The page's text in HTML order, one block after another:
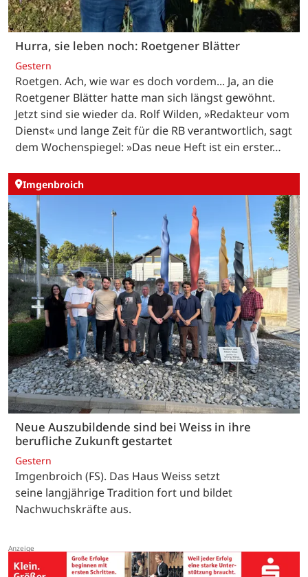
Hurra, sie leben noch: Roetgener Blätter
Gestern
Roetgen. Ach, wie war es doch vordem... Ja, an die
Roetgener Blätter hatte man sich längst gewöhnt.
Jetzt sind sie wieder da. Rolf Wilden, »Redakteur vom
Dienst« und lange Zeit für die RB verantwortlich, sagt
dem Wochenspiegel: »Das neue Heft ist ein erster…
Imgenbroich
Neue Auszubildende sind bei Weiss in ihre
berufliche Zukunft gestartet
Gestern
Imgenbroich (FS). Das Haus Weiss setzt
seine langjährige Tradition fort und bildet
Nachwuchskräfte aus.